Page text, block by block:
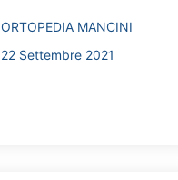
ORTOPEDIA MANCINI
22 Settembre 2021